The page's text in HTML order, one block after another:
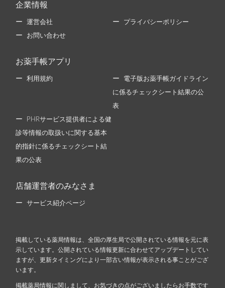
企業情報
運営会社 プライバシーポリシー
お問い合わせ
お薬手帳アプリ
利用規約 電子版お薬手帳ガイドライン
に係るチェックシート結果の公
表
PHRサービス提供者による健
診等情報の取扱いに関する基本
的指針に係るチェックシート結
果の公表
店舗運営者のみなさま
サービス紹介ページ
掲載している薬局情報は、全国の厚生局で公開されている情報を元に表
示しています。公開されている情報更新に合わせてアップデートしてい
ますが、更新タイミングにより一部古い情報が表示される事ことがござ
います。
掲載薬局情報に関しまして、お気づきの点がございましたらお手数です